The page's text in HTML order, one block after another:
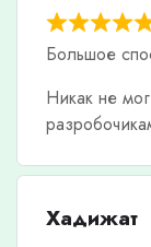
Большое
Никак не
Хадижат